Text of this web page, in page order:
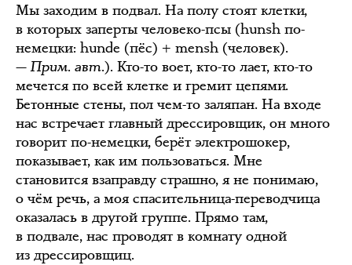
Мы заходим в подвал. На полу стоят клетки,
в которых заперты человеко-псы (hunsh по-
немецки: hunde (пёс) + mensh (человек).
—Прим. авт.). Кто-то воет, кто-то лает, кто-то
мечется по всей клетке и гремит цепями.
Бетонные стены, пол чем-то заляпан. На входе
нас встречает главный дрессировщик, он много
говорит по-немецки, берёт электрошокер,
показывает, как им пользоваться. Мне
становится взаправду страшно, я не понимаю,
о чём речь, а моя спасительница-переводчица
оказалась в другой группе. Прямо там,
в подвале, нас проводят в комнату одной
из дрессировщиц.